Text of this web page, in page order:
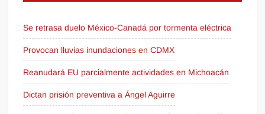
Se retrasa duelo México-Canadá por tormenta eléctrica
Provocan lluvias inundaciones en CDMX
Reanudará EU parcialmente actividades en Michoacán
Dictan prisión preventiva a Ángel Aguirre